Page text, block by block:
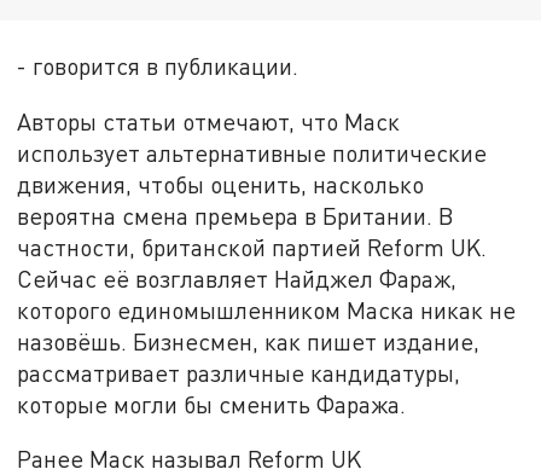
- говорится в публикации.
Авторы статьи отмечают, что Маск
использует альтернативные политические
движения, чтобы оценить, насколько
вероятна смена премьера в Британии. В
частности, британской партией Reform UK.
Сейчас её возглавляет Найджел Фараж,
которого единомышленником Маска никак не
назовёшь. Бизнесмен, как пишет издание,
рассматривает различные кандидатуры,
которые могли бы сменить Фаража.
Ранее Маск называл Reform UK